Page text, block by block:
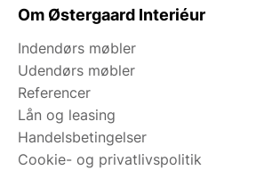
Om Østergaard Interiéur
Indendørs møbler
Udendørs møbler
Referencer
Lån og leasing
Handelsbetingelser
Cookie- og privatlivspolitik